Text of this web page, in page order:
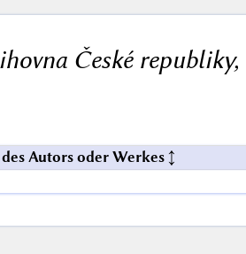
České republiky,
Autors oder Werkes